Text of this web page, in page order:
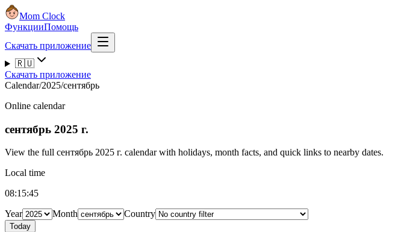
Mom Clock
ФункцииПомощь
Скачать приложение
🇷🇺
Скачать приложение
Calendar/2025/сентябрь
Online calendar
сентябрь 2025 г.
View the full сентябрь 2025 г. calendar with holidays, month facts, and quick links to nearby dates.
Local time
08:15:46
Year
Month Country
Today